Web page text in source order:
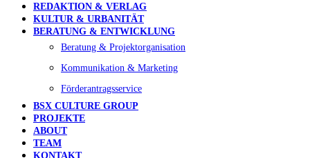
REDAKTION & VERLAG
KULTUR & URBANITÄT
BERATUNG & ENTWICKLUNG
Beratung & Projektorganisation
Kommunikation & Marketing
Förderantragsservice
BSX CULTURE GROUP
PROJEKTE
ABOUT
TEAM
KONTAKT